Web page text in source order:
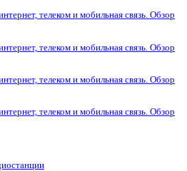
телеком и мобильная связь. Обзор
телеком и мобильная связь. Обзор
телеком и мобильная связь. Обзор
телеком и мобильная связь. Обзор